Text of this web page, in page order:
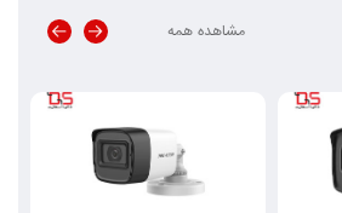
مشاهده همه